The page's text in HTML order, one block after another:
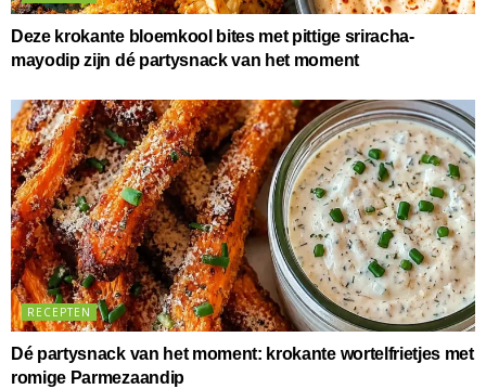
Deze krokante bloemkool bites met pittige sriracha-
mayodip zijn dé partysnack van het moment
RECEPTEN
Dé partysnack van het moment: krokante wortelfrietjes met
romige Parmezaandip